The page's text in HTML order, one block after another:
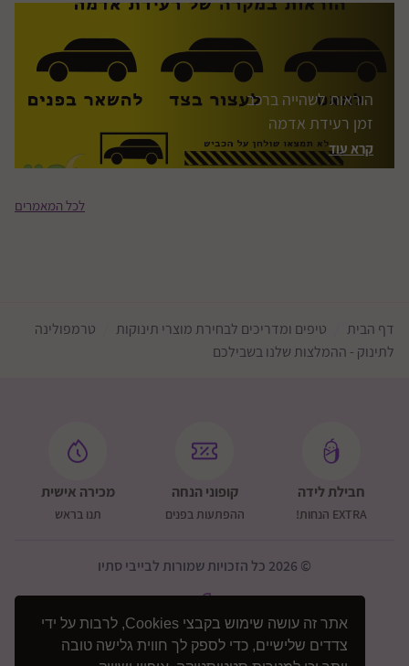
אתר זה עושה שימוש בקבצי Cookies, לרבות על ידי
צדדים שלישיים, כדי לספק לך חווית גלישה טובה
הוראות לשהייה ברכב
זמן רעידת אדמה
קרא עוד
לכל המאמרים
דף הבית טיפים ומדריכים לבחירת מוצרי תינוקות
טרמפולינה
לתינוק - ההמלצות שלנו בשבילכם
חבילת לידה
EXTRA הנחות!
קופוני הנחה
ההפתעות בפנים
מכירה אישית
תנו בראש
© 2026 כל הזכויות שמורות לבייבי סתיו